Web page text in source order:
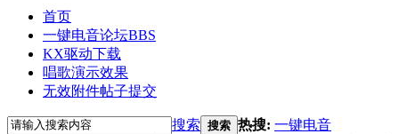
首页
一键电音论坛BBS
KX驱动下载
唱歌演示效果
无效附件帖子提交
搜索 搜索 热搜: 一键电音